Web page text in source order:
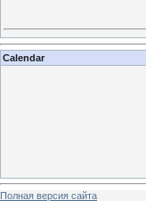
Calendar
Полная версия сайта